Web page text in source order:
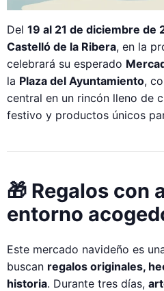
Del 19 al 21 de diciembre de
Castelló de la Ribera, en la
celebrará su esperado
la Plaza del Ayuntamiento,
central en un rincón lleno de
festivo y productos únicos
🎁 Regalos con
entorno
Este mercado navideño es
buscan regalos originales,
historia. Durante tres días,